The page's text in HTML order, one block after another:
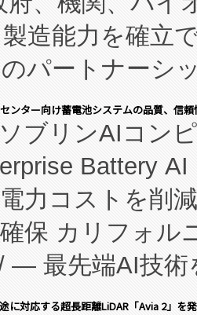
造能力を確立
パートナーシ
社の実績ある
(FCCM™) プ
イオ医薬品製造
バッチ施設の
ライチェーン
性が高く、持
活用した現地生
ンター向け蓄電池システムの品質、信
ブリンAIコン
Battery
力コストを削
保 カリフォル
— 最先端AI技術
アンド：本社
に対応する超長距離LiDAR「Avia 2」を